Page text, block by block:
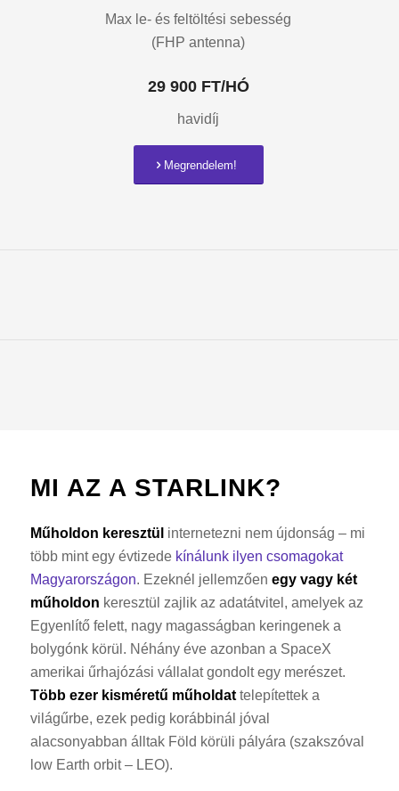
Max le- és feltöltési sebesség
(FHP antenna)
29 900 FT/HÓ
havidíj
Megrendelem!
MI AZ A STARLINK?
Műholdon keresztül internetezni nem újdonság – mi
több mint egy évtizede kínálunk ilyen csomagokat
Magyarországon. Ezeknél jellemzően egy vagy két
műholdon keresztül zajlik az adatátvitel, amelyek az
Egyenlítő felett, nagy magasságban keringenek a
bolygónk körül. Néhány éve azonban a SpaceX
amerikai űrhajózási vállalat gondolt egy merészet.
Több ezer kisméretű műholdattelepítettek a
világűrbe, ezek pedig korábbinál jóval
alacsonyabban álltak Föld körüli pályára (szakszóval
low Earth orbit – LEO).